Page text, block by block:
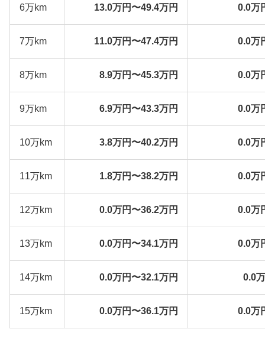
6万km 13.0万円〜49.4万円 0.0万
7万km 11.0万円〜47.4万円 0.0万
8万km 8.9万円〜45.3万円 0.0万
9万km 6.9万円〜43.3万円 0.0万
10万km 3.8万円〜40.2万円 0.0万
11万km 1.8万円〜38.2万円 0.0万
12万km 0.0万円〜36.2万円 0.0万
13万km 0.0万円〜34.1万円 0.0万
14万km 0.0万円〜32.1万円 0.0
15万km 0.0万円〜36.1万円 0.0万